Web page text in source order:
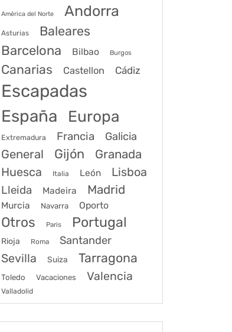
América del Norte Andorra
Asturias Baleares
Barcelona Bilbao Burgos
Canarias Castellon Cádiz
Escapadas
España Europa
Extremadura Francia Galicia
General Gijón
Granada
Huesca
Italia León Lisboa
Lleida Madeira Madrid
Murcia Navarra Oporto
Otros Paris Portugal
Rioja Roma Santander
Sevilla Suiza Tarragona
Toledo Vacaciones Valencia
Valladolid